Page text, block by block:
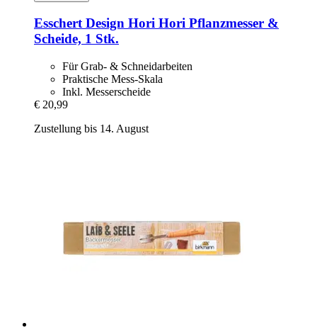
Esschert Design Hori Hori Pflanzmesser &
Scheide, 1 Stk.
Für Grab- & Schneidarbeiten
Praktische Mess-Skala
Inkl. Messerscheide
€ 20,99
Zustellung bis 14. August